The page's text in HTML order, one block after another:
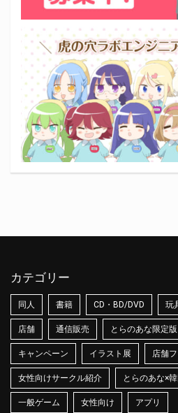
カテゴリー
同人 書籍 CD・BD/DVD 玩
店舗 通信販売 とらのあな限定版
キャンペーン イラスト展 店舗
女性向けサークル紹介 とらのあな×韓
一般ゲーム 女性向け アプリ